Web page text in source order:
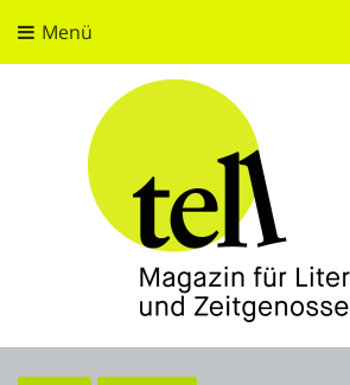
Menü
tell
Magazin für Literatur und Zeitgenossenschaft